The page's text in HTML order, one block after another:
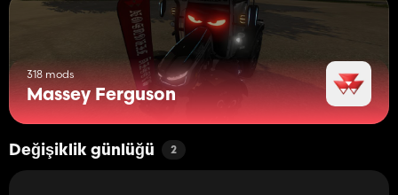
318 mods
Massey Ferguson
Değişiklik günlüğü 2